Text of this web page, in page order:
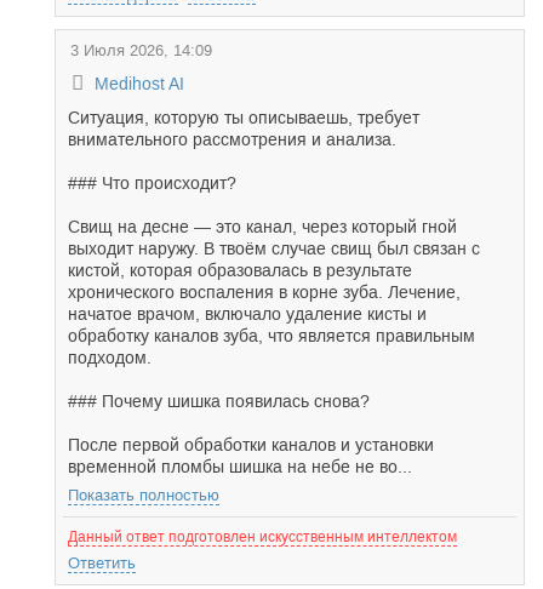
3 Июля 2026, 14:09
Medihost AI
Ситуация, которую ты описываешь, требует
внимательного рассмотрения и анализа.
### Что происходит?
Свищ на десне — это канал, через который гной
выходит наружу. В твоём случае свищ был связан с
кистой, которая образовалась в результате
хронического воспаления в корне зуба. Лечение,
начатое врачом, включало удаление кисты и
обработку каналов зуба, что является правильным
подходом.
### Почему шишка появилась снова?
После первой обработки каналов и установки
временной пломбы шишка на небе не во...
Показать полностью
Данный ответ подготовлен искусственным интеллектом
Ответить